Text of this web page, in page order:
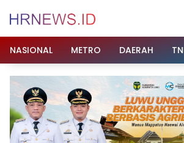
NASIONAL
METRO DAERAH